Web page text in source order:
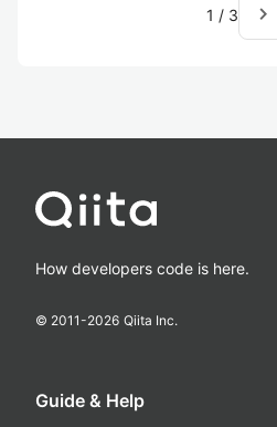
1 / 3 navigate_next
How developers code is here.
© 2011-2026 Qiita Inc.
Guide & Help